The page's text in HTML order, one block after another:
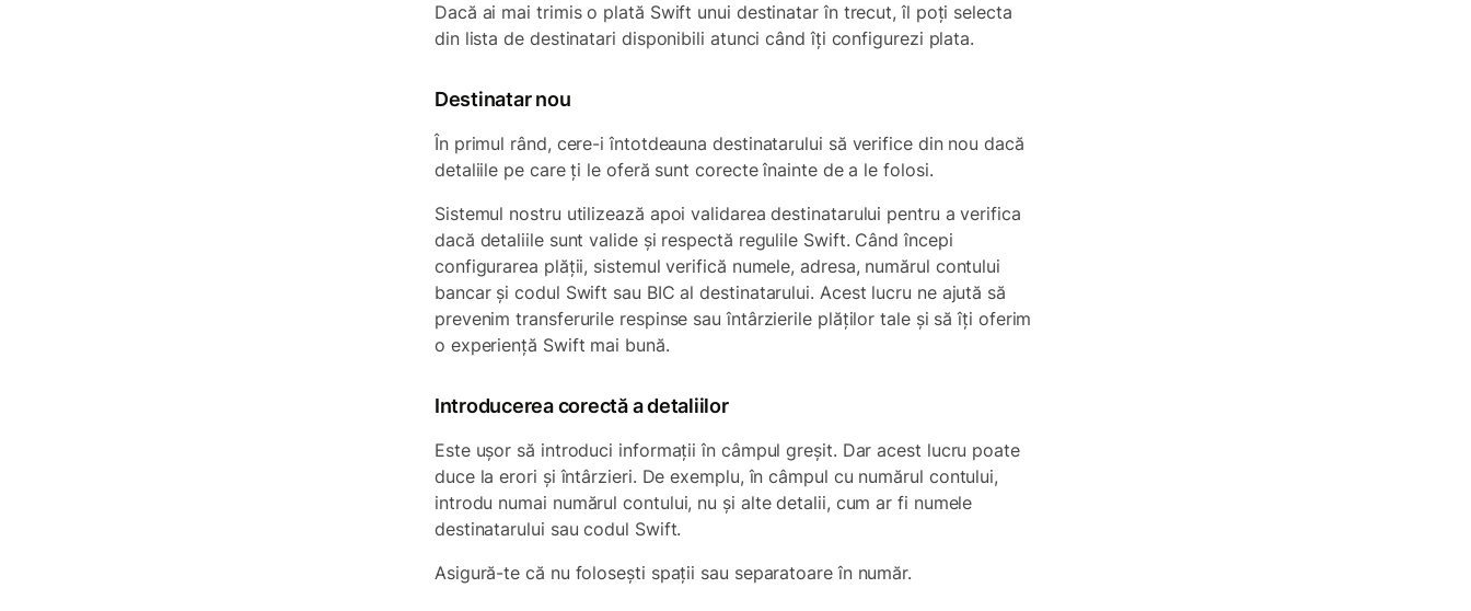
Dacă ai mai trimis o plată Swift unui destinatar în trecut, îl poți selecta
din lista de destinatari disponibili atunci când îți configurezi plata.
Destinatar nou
În primul rând, cere-i întotdeauna destinatarului să verifice din nou dacă
detaliile pe care ți le oferă sunt corecte înainte de a le folosi.
Sistemul nostru utilizează apoi validarea destinatarului pentru a verifica
dacă detaliile sunt valide și respectă regulile Swift. Când începi
configurarea plății, sistemul verifică numele, adresa, numărul contului
bancar și codul Swift sau BIC al destinatarului. Acest lucru ne ajută să
prevenim transferurile respinse sau întârzierile plăților tale și să îți oferim
o experiență Swift mai bună.
Introducerea corectă a detaliilor
Este ușor să introduci informații în câmpul greșit. Dar acest lucru poate
duce la erori și întârzieri. De exemplu, în câmpul cu numărul contului,
introdu numai numărul contului, nu și alte detalii, cum ar fi numele
destinatarului sau codul Swift.
Asigură-te că nu folosești spații sau separatoare în număr.